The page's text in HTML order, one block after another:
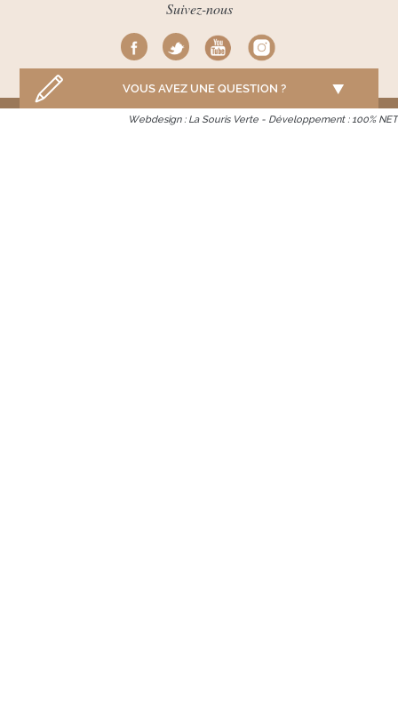
Suivez-nous
VOUS AVEZ UNE QUESTION ?
Webdesign : La Souris Verte - Développement :100% NET